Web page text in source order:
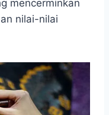
mencerminkan
nilai-nilai